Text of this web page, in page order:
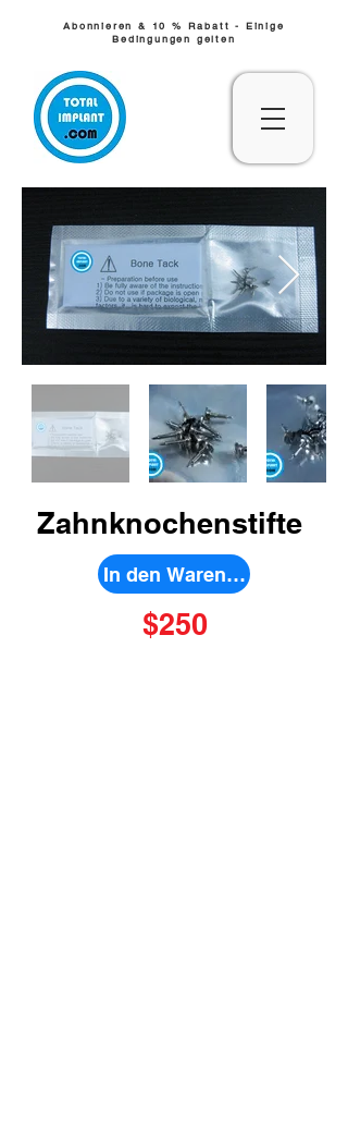
Abonnieren & 10 % Rabatt - Einige
Bedingungen gelten
Zahnknochenstifte
In den Warenkorb
$250